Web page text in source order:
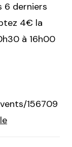
6 derniers
4€ la
à 16h00
156709